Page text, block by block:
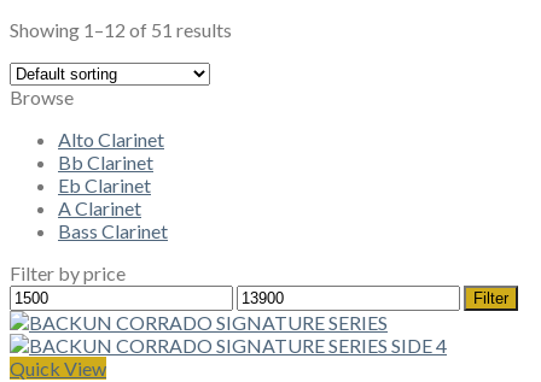
Showing 1–12 of 51 results
Browse
Alto Clarinet
Bb Clarinet
Eb Clarinet
A Clarinet
Bass Clarinet
Filter by price
Min
price
Max
price
Filter
Quick View